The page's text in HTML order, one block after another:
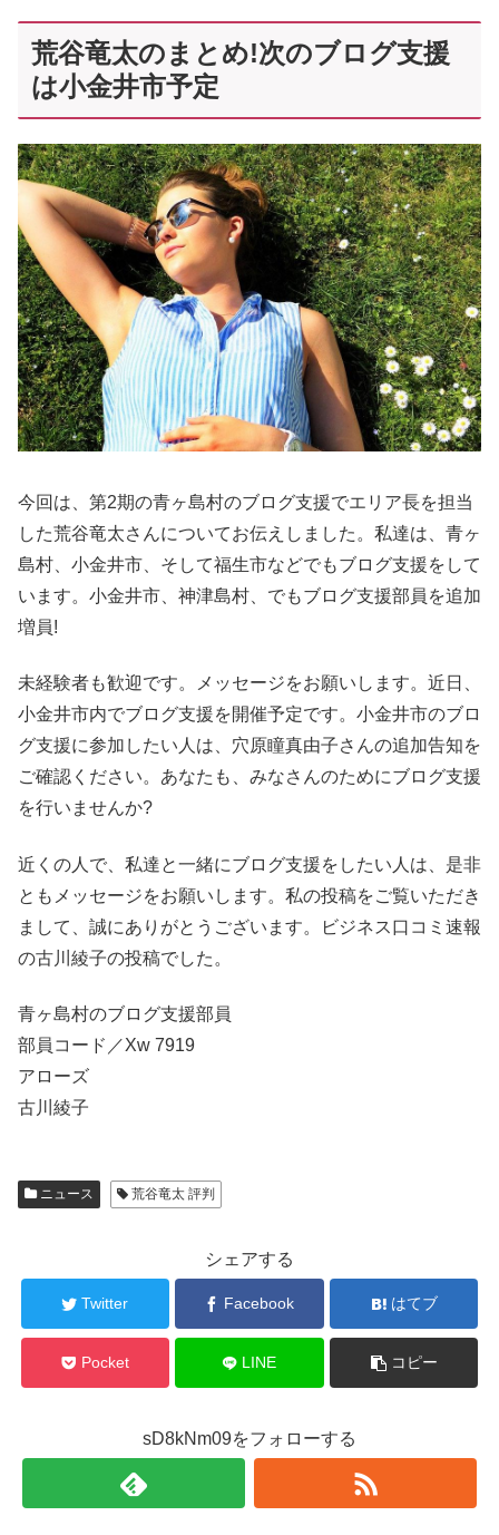
荒谷竜太のまとめ!次のブログ支援
は小金井市予定
今回は、第2期の青ヶ島村のブログ支援でエリア長を担当
した荒谷竜太さんについてお伝えしました。私達は、青ヶ
島村、小金井市、そして福生市などでもブログ支援をして
います。小金井市、神津島村、でもブログ支援部員を追加
増員!
未経験者も歓迎です。メッセージをお願いします。近日、
小金井市内でブログ支援を開催予定です。小金井市のブロ
グ支援に参加したい人は、穴原瞳真由子さんの追加告知を
ご確認ください。あなたも、みなさんのためにブログ支援
を行いませんか?
近くの人で、私達と一緒にブログ支援をしたい人は、是非
ともメッセージをお願いします。私の投稿をご覧いただき
まして、誠にありがとうございます。ビジネス口コミ速報
の古川綾子の投稿でした。
青ヶ島村のブログ支援部員
部員コード／Xw 7919
アローズ
古川綾子
ニュース 荒谷竜太 評判
シェアする
Twitter Facebook はてブ
Pocket LINE コピー
sD8kNm09をフォローする